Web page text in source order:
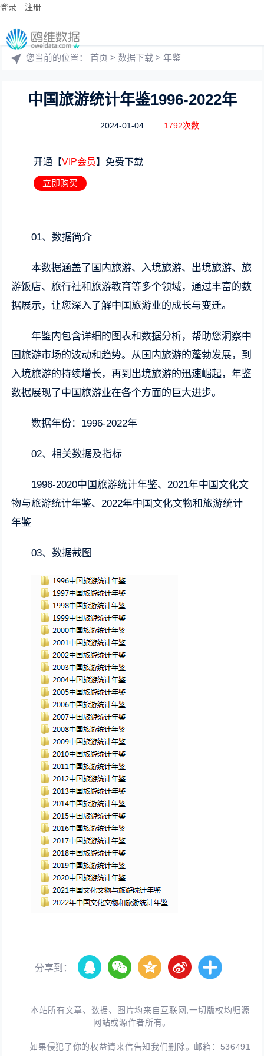
登录 注册
您当前的位置：首页 >数据下载 >年鉴
中国旅游统计年鉴1996-2022年
2024-01-04 1792次数
开通【VIP会员】免费下载
立即购买
01、数据简介
本数据涵盖了国内旅游、入境旅游、出境旅游、旅
游饭店、旅行社和旅游教育等多个领域，通过丰富的数
据展示，让您深入了解中国旅游业的成长与变迁。
年鉴内包含详细的图表和数据分析，帮助您洞察中
国旅游市场的波动和趋势。从国内旅游的蓬勃发展，到
入境旅游的持续增长，再到出境旅游的迅速崛起，年鉴
数据展现了中国旅游业在各个方面的巨大进步。
数据年份：1996-2022年
02、相关数据及指标
1996-2020中国旅游统计年鉴、2021年中国文化文
物与旅游统计年鉴、2022年中国文化文物和旅游统计
年鉴
03、数据截图
分享到：
本站所有文章、数据、图片均来自互联网,一切版权均归源
网站或源作者所有。
如果侵犯了你的权益请来信告知我们删除。邮箱： 536491